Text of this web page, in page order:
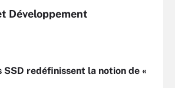
Développement
SSD redéfinissent la notion de «